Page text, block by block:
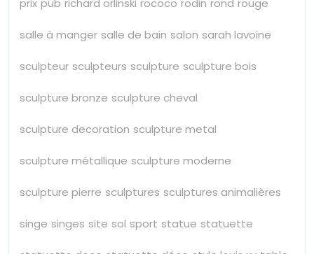
prix pub richard orlinski rococo rodin rond rouge
salle à manger salle de bain salon sarah lavoine
sculpteur sculpteurs sculpture sculpture bois
sculpture bronze sculpture cheval
sculpture decoration sculpture metal
sculpture métallique sculpture moderne
sculpture pierre sculptures sculptures animalières
singe singes site sol sport statue statuette